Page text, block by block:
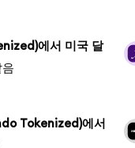
에서 미국 달
Tokenized)에서